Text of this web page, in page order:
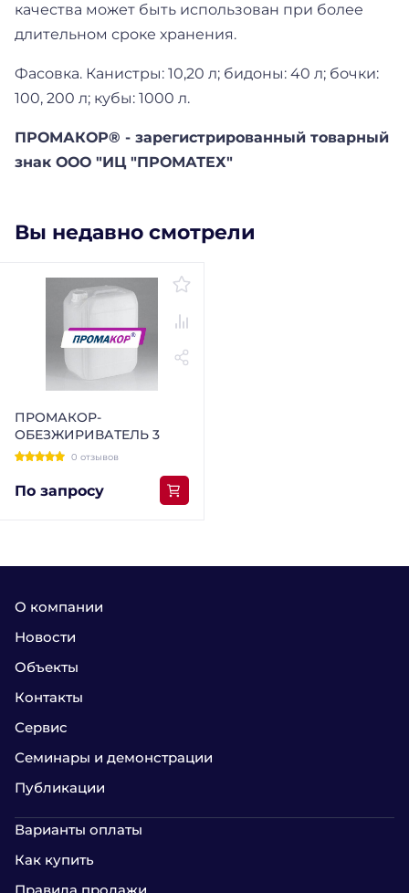
качества может быть использован при более
длительном сроке хранения.
Фасовка. Канистры: 10,20 л; бидоны: 40 л; бочки:
100, 200 л; кубы: 1000 л.
ПРОМАКОР® - зарегистрированный товарный
знак ООО "ИЦ "ПРОМАТЕХ"
Вы недавно смотрели
ПРОМАКОР-
ОБЕЗЖИРИВАТЕЛЬ 3
0 отзывов
По запросу
О компании
Новости
Объекты
Контакты
Сервис
Семинары и демонстрации
Публикации
Варианты оплаты
Как купить